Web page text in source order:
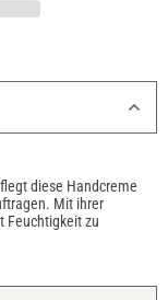
diese Handcreme
Mit ihrer
Feuchtigkeit zu